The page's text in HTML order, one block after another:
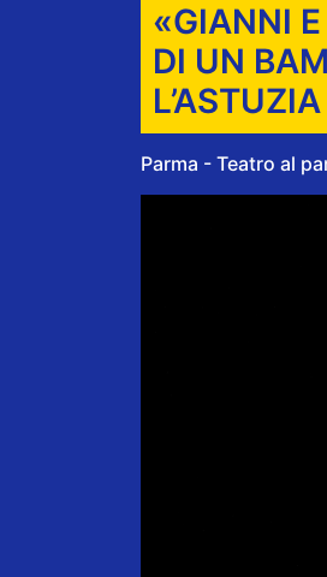
«GIANNI
DI UN
L’ASTUZIA
Parma - Teatro al